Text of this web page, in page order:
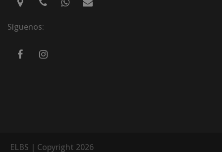
Síguenos:
ELBS | Copyright 2026